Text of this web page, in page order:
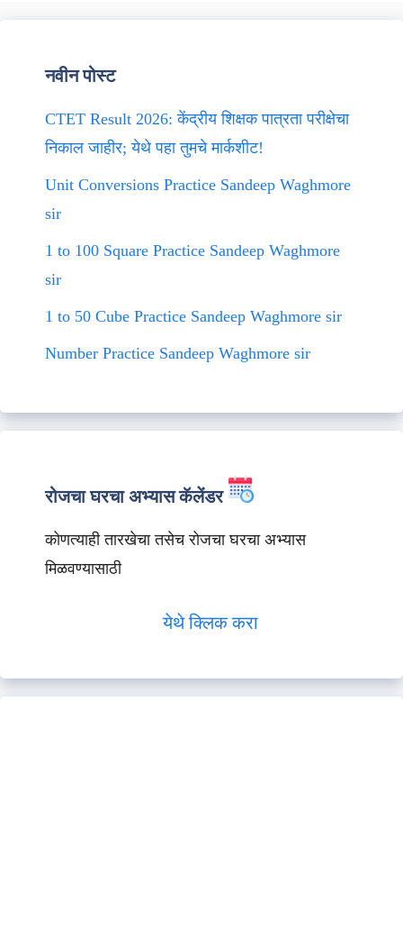
नवीन पोस्ट
CTET Result 2026: केंद्रीय शिक्षक पात्रता परीक्षेचा
निकाल जाहीर; येथे पहा तुमचे मार्कशीट!
Unit Conversions Practice Sandeep Waghmore
sir
1 to 100 Square Practice Sandeep Waghmore
sir
1 to 50 Cube Practice Sandeep Waghmore sir
Number Practice Sandeep Waghmore sir
रोजचा घरचा अभ्यास कॅलेंडर
कोणत्याही तारखेचा तसेच रोजचा घरचा अभ्यास
मिळवण्यासाठी
येथे क्लिक करा